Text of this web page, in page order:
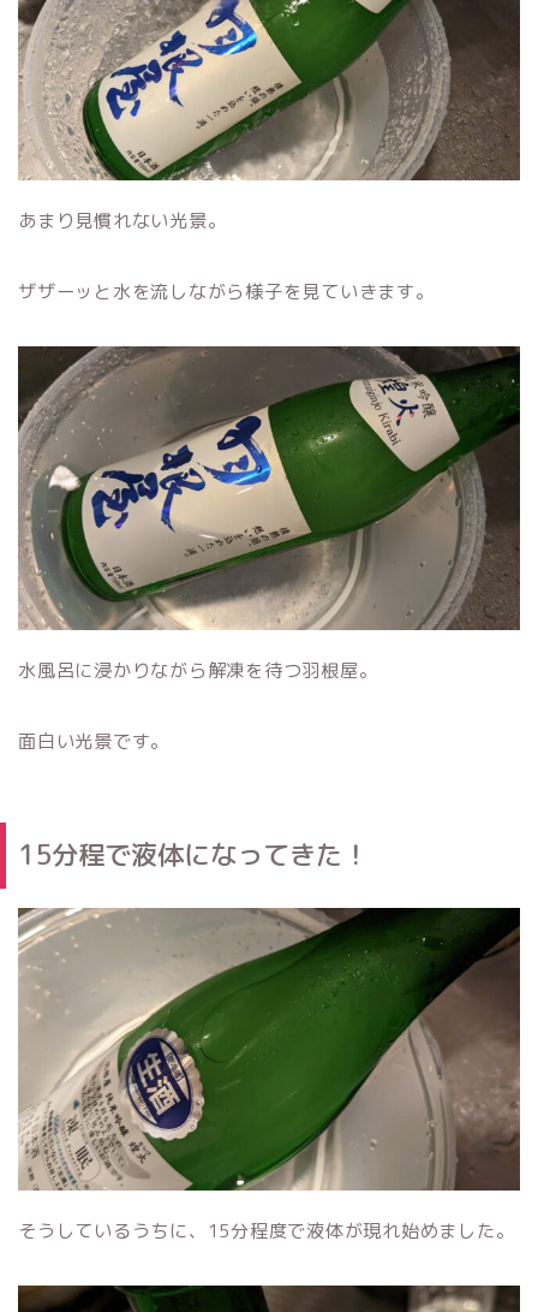
あまり見慣れない光景。
ザザーッと水を流しながら様子を見ていきます。
水風呂に浸かりながら解凍を待つ羽根屋。
面白い光景です。
15分程で液体になってきた！
そうしているうちに、15分程度で液体が現れ始めました。